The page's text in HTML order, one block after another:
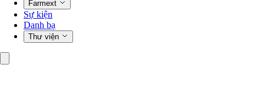
Farmext
Sự kiện
Danh bạ
Thư viện